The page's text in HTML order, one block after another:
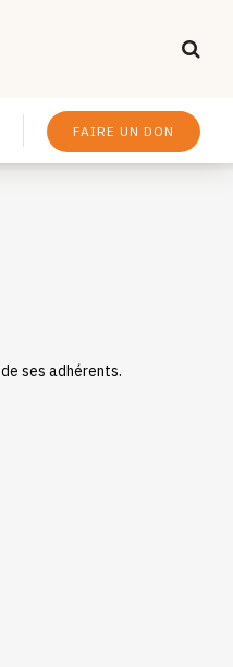
FAIRE UN DON
ses adhérents.